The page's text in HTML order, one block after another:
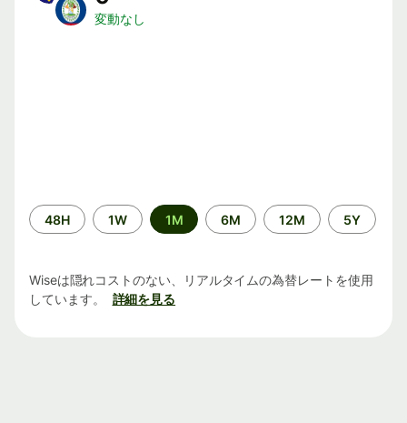
変動なし
期
間
48H 1W 1M 6M 12M 5Y
Wiseは隠れコストのない、リアルタイムの為替レートを使用
しています。
詳細を見る